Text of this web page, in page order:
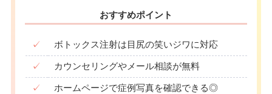
おすすめポイント
✓ ボトックス注射は目尻の笑いジワに対応
✓ カウンセリングやメール相談が無料
✓ ホームページで症例写真を確認できる◎